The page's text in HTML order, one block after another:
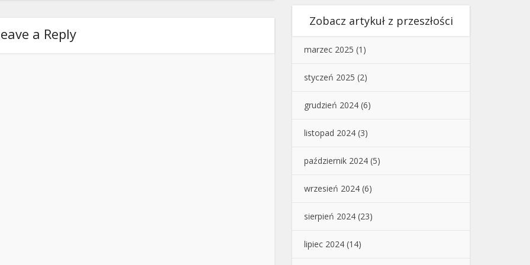
a Reply
Zobacz artykuł z przeszłości
marzec 2025 (1)
styczeń 2025 (2)
grudzień 2024 (6)
listopad 2024 (3)
październik 2024 (5)
wrzesień 2024 (6)
sierpień 2024 (23)
lipiec 2024 (14)